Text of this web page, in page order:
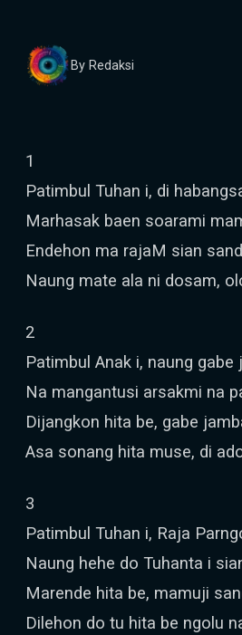
By Redaksi
1
Patimbul Tuhan i, di
Marhasak baen soarami
Endehon ma rajaM sian
Naung mate ala ni dosam,
2
Patimbul Anak i, naung gabe
Na mangantusi arsakmi na
Dijangkon hita be, gabe
Asa sonang hita muse, di
3
Patimbul Tuhan i, Raja
Naung hehe do Tuhanta i
Marende hita be, mamuji
Dilehon do tu hita be ngolu